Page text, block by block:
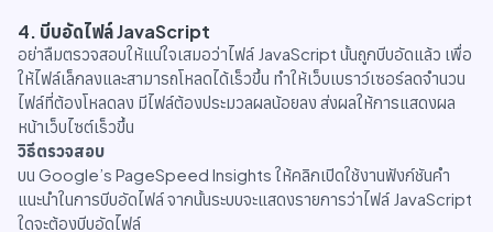
4. บีบอัดไฟล์ JavaScript
อย่าลืมตรวจสอบให้แน่ใจเสมอว่าไฟล์ JavaScript นั้นถูกบีบอัดแล้ว เพื่อ
ให้ไฟล์เล็กลงและสามารถโหลดได้เร็วขึ้น ทำให้เว็บเบราว์เซอร์ลดจำนวน
ไฟล์ที่ต้องโหลดลง มีไฟล์ต้องประมวลผลน้อยลง ส่งผลให้การแสดงผล
หน้าเว็บไซต์เร็วขึ้น
วิธีตรวจสอบ
บน Google’s PageSpeed Insights ให้คลิกเปิดใช้งานฟังก์ชันคำ
แนะนำในการบีบอัดไฟล์ จากนั้นระบบจะแสดงรายการว่าไฟล์ JavaScript
ใดจะต้องบีบอัดไฟล์